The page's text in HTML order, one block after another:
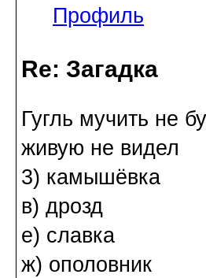
Профиль
Re: Загадка
Гугль мучить не
живую не видел
3) камышёвка
в) дрозд
е) славка
ж) ополовник